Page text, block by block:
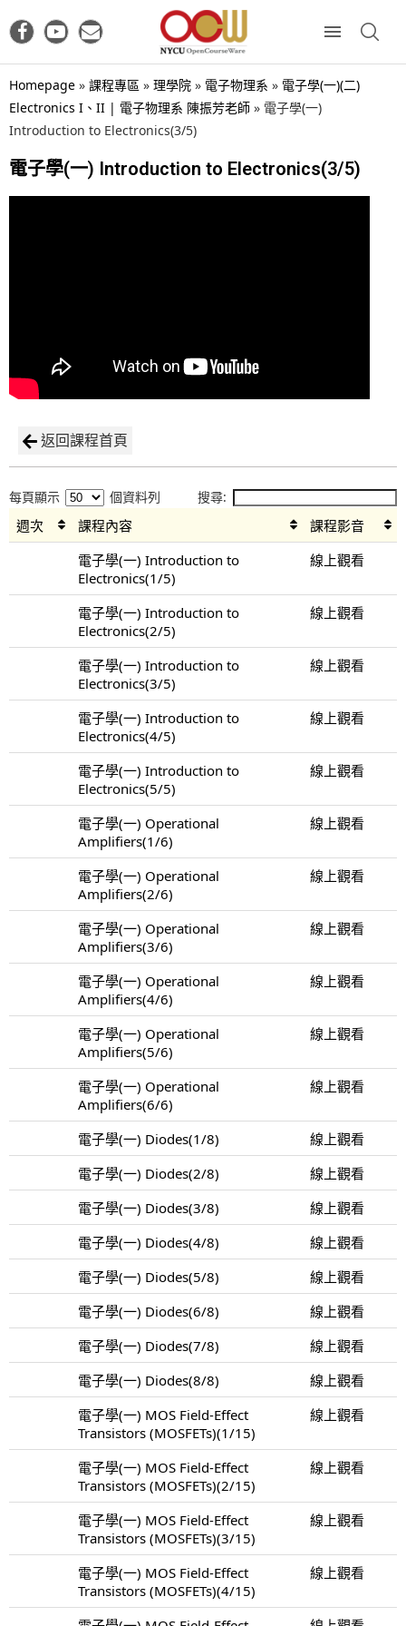
Homepage » 課程專區 » 理學院 » 電子物理系 » 電子學(一)(二)
Electronics I、II | 電子物理系 陳振芳老師 » 電子學(一)
Introduction to Electronics(3/5)
電子學(一) Introduction to Electronics(3/5)
返回課程首頁
每頁顯示 個資料列 搜尋:
週次 課程內容
課程影音
電子學(一) Introduction to
Electronics(1/5)
線上觀看
電子學(一) Introduction to
Electronics(2/5)
線上觀看
電子學(一) Introduction to
Electronics(3/5)
線上觀看
電子學(一) Introduction to
Electronics(4/5)
線上觀看
電子學(一) Introduction to
Electronics(5/5)
線上觀看
電子學(一) Operational
Amplifiers(1/6)
線上觀看
電子學(一) Operational
Amplifiers(2/6)
線上觀看
電子學(一) Operational
Amplifiers(3/6)
線上觀看
電子學(一) Operational
Amplifiers(4/6)
線上觀看
電子學(一) Operational
Amplifiers(5/6)
線上觀看
電子學(一) Operational
Amplifiers(6/6)
線上觀看
電子學(一) Diodes(1/8)
線上觀看
電子學(一) Diodes(2/8)
線上觀看
電子學(一) Diodes(3/8)
線上觀看
電子學(一) Diodes(4/8)
線上觀看
電子學(一) Diodes(5/8)
線上觀看
電子學(一) Diodes(6/8)
線上觀看
電子學(一) Diodes(7/8)
線上觀看
電子學(一) Diodes(8/8)
線上觀看
電子學(一) MOS Field-Effect
Transistors (MOSFETs)(1/15)
線上觀看
電子學(一) MOS Field-Effect
Transistors (MOSFETs)(2/15)
線上觀看
電子學(一) MOS Field-Effect
Transistors (MOSFETs)(3/15)
線上觀看
電子學(一) MOS Field-Effect
Transistors (MOSFETs)(4/15)
線上觀看